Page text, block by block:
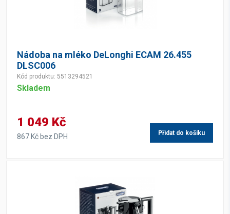
Nádoba na mléko DeLonghi ECAM 26.455
DLSC006
Kód produktu: 5513294521
Skladem
1 049 Kč
867 Kč bez DPH Přidat do košíku